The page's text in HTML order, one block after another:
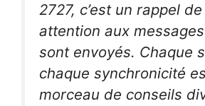
2727, c’est un rappel
attention aux
sont envoyés. Chaque
chaque synchronicité
morceau de conseils